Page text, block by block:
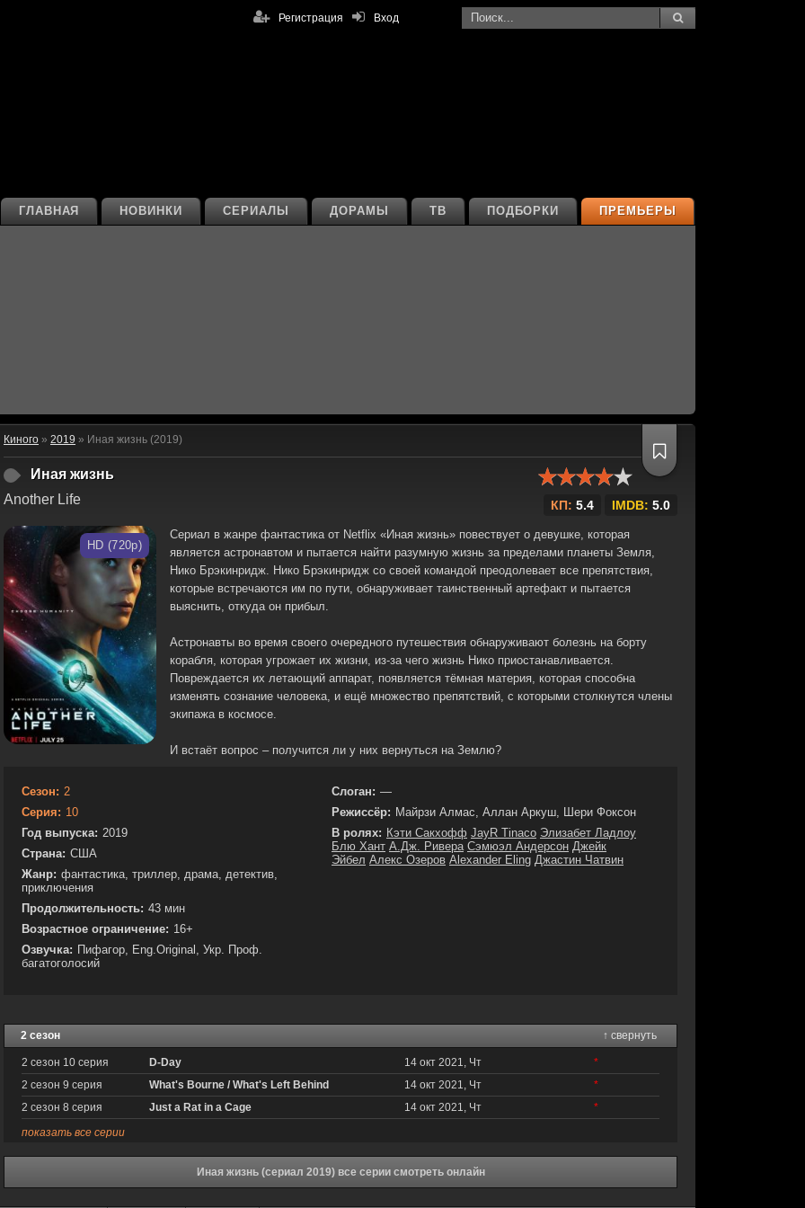
Вход
Регистрация
ПРЕМЬЕРЫ
ПОДБОРКИ
ТВ
ДОРАМЫ
СЕРИАЛЫ
НОВИНКИ
ГЛАВНАЯ
Киного » 2019 » Иная жизнь (2019)
Иная жизнь
Another Life
КП: 5.4 IMDB: 5.0
HD (720p)
Сериал в жанре фантастика от Netflix «Иная жизнь» повествует о девушке, которая
является астронавтом и пытается найти разумную жизнь за пределами планеты Земля,
Нико Брэкинридж. Нико Брэкинридж со своей командой преодолевает все препятствия,
которые встречаются им по пути, обнаруживает таинственный артефакт и пытается
выяснить, откуда он прибыл.
Астронавты во время своего очередного путешествия обнаруживают болезнь на борту
корабля, которая угрожает их жизни, из-за чего жизнь Нико приостанавливается.
Повреждается их летающий аппарат, появляется тёмная материя, которая способна
изменять сознание человека, и ещё множество препятствий, с которыми столкнутся члены
экипажа в космосе.
И встаёт вопрос – получится ли у них вернуться на Землю?
Сезон: 2
Серия: 10
Год выпуска: 2019
Страна: США
Жанр: фантастика, триллер, драма, детектив,
приключения
Продолжительность: 43 мин
Возрастное ограничение: 16+
Озвучка: Пифагор, Eng.Original, Укр. Проф.
багатоголосий
Слоган: —
Режиссёр: Майрзи Алмас, Аллан Аркуш, Шери Фоксон
В ролях: Кэти Сакхофф JayR Tinaco Элизабет Ладлоу
Блю Хант А.Дж. Ривера Сэмюэл Андерсон Джейк
Эйбел Алекс Озеров Alexander Eling Джастин Чатвин
2 сезон ↑ свернуть
2 сезон 10 серия D-Day 14 окт 2021, Чт
*
2 сезон 9 серия
What's Bourne / What's Left Behind 14 окт 2021, Чт
*
2 сезон 8 серия
Just a Rat in a Cage 14 окт 2021, Чт
*
показать все серии
Иная жизнь (сериал 2019) все серии смотреть онлайн